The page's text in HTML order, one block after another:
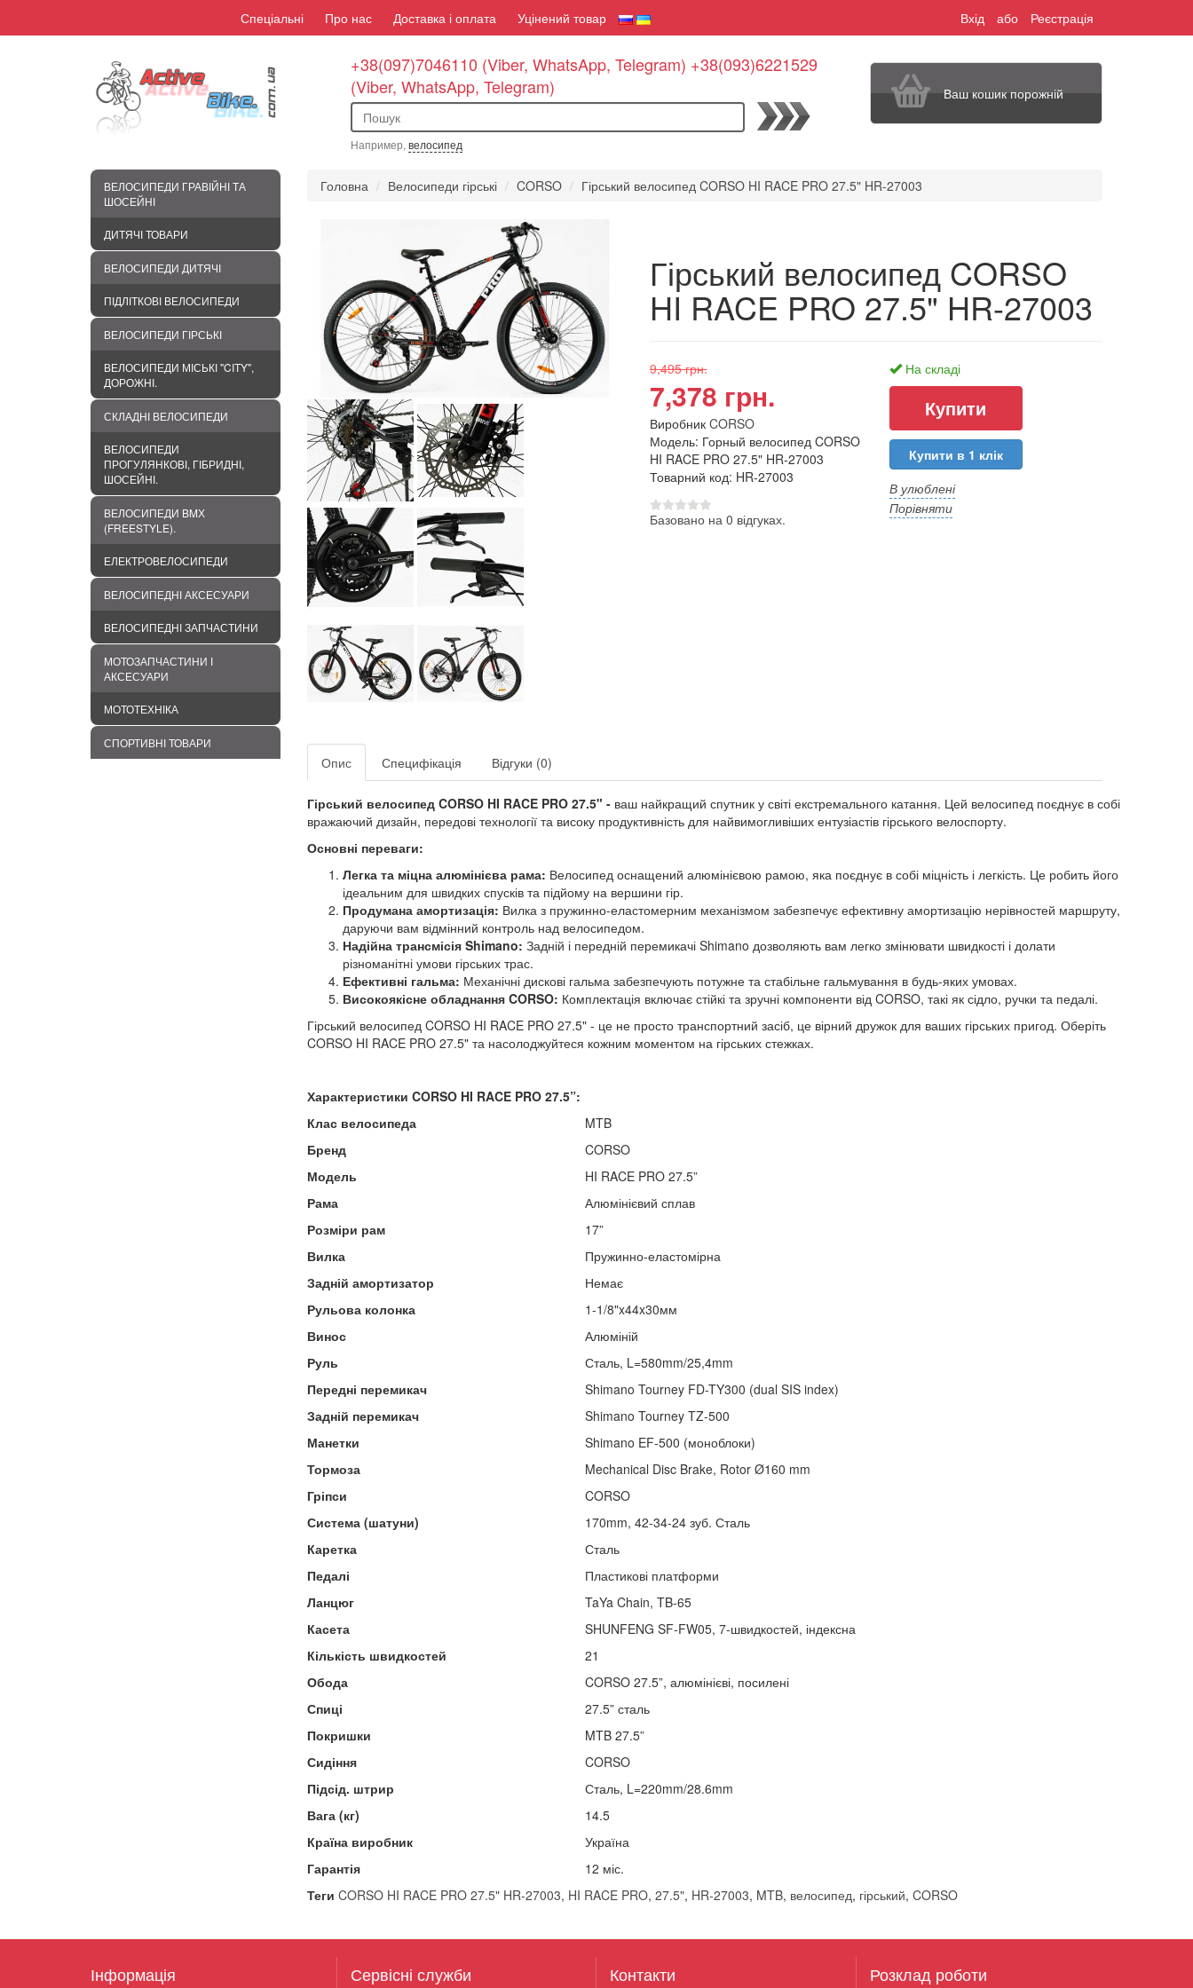
Спеціальні Про нас Доставка і оплата Уцінений товар Вхід або Реєстрація
+38(097)7046110 (Viber, WhatsApp, Telegram) +38(093)6221529
(Viber, WhatsApp, Telegram)
Пошук
Например, велосипед
Ваш кошик порожній
ВЕЛОСИПЕДИ ГРАВІЙНІ ТА
ШОСЕЙНІ
ДИТЯЧІ ТОВАРИ
ВЕЛОСИПЕДИ ДИТЯЧІ
ПІДЛІТКОВІ ВЕЛОСИПЕДИ
ВЕЛОСИПЕДИ ГІРСЬКІ
ВЕЛОСИПЕДИ МІСЬКІ "CITY",
ДОРОЖНІ.
СКЛАДНІ ВЕЛОСИПЕДИ
ВЕЛОСИПЕДИ
ПРОГУЛЯНКОВІ, ГІБРИДНІ,
ШОСЕЙНІ.
ВЕЛОСИПЕДИ BMХ
(FREESTYLE).
ЕЛЕКТРОВЕЛОСИПЕДИ
ВЕЛОСИПЕДНІ АКСЕСУАРИ
ВЕЛОСИПЕДНІ ЗАПЧАСТИНИ
МОТОЗАПЧАСТИНИ І
АКСЕСУАРИ
МОТОТЕХНІКА
СПОРТИВНІ ТОВАРИ
Головна Велосипеди гірські CORSO Гірський велосипед CORSO HI RACE PRO 27.5" HR-27003
Гірський велосипед CORSO
HI RACE PRO 27.5" HR-27003
9,495 грн.
7,378 грн.
Виробник CORSO
Модель: Горный велосипед CORSO
HI RACE PRO 27.5" HR-27003
Товарний код: HR-27003
Базовано на 0 відгуках.
На складі
Купити в 1 клік
В улюблені
Порівняти
Опис Специфікація Відгуки (0)
Гірський велосипед CORSO HI RACE PRO 27.5" -ваш найкращий спутник у світі екстремального катання. Цей велосипед поєднує в собі
вражаючий дизайн, передові технології та високу продуктивність для найвимогливіших ентузіастів гірського велоспорту.
Основні переваги:
Легка та міцна алюмінієва рама: Велосипед оснащений алюмінієвою рамою, яка поєднує в собі міцність і легкість. Це робить його
ідеальним для швидких спусків та підйому на вершини гір.
Продумана амортизація: Вилка з пружинно-еластомерним механізмом забезпечує ефективну амортизацію нерівностей маршруту,
даруючи вам відмінний контроль над велосипедом.
Надійна трансмісія Shimano: Задній і передній перемикачі Shimano дозволяють вам легко змінювати швидкості і долати
різноманітні умови гірських трас.
Ефективні гальма: Механічні дискові гальма забезпечують потужне та стабільне гальмування в будь-яких умовах.
Високоякісне обладнання CORSO: Комплектація включає стійкі та зручні компоненти від CORSO, такі як сідло, ручки та педалі.
Гірський велосипед CORSO HI RACE PRO 27.5" - це не просто транспортний засіб, це вірний дружок для ваших гірських пригод. Оберіть
CORSO HI RACE PRO 27.5" та насолоджуйтеся кожним моментом на гірських стежках.
Характеристики CORSO HI RACE PRO 27.5”:
Клас велосипеда
MTB
Бренд
CORSO
Модель
HI RACE PRO 27.5”
Рама
Алюмінієвий сплав
Розміри рам
17”
Вилка
Пружинно-еластомірна
Задній амортизатор
Немає
Рульова колонка
1-1/8"x44x30мм
Винос
Алюміній
Руль
Сталь, L=580mm/25,4mm
Передні перемикач
Shimano Tourney FD-TY300 (dual SIS index)
Задній перемикач
Shimano Tourney TZ-500
Манетки
Shimano EF-500 (моноблоки)
Тормоза
Mechanical Disc Brake, Rotor Ø160 mm
Гріпси
CORSO
Система (шатуни)
170mm, 42-34-24 зуб. Сталь
Каретка
Сталь
Педалі
Пластикові платформи
Ланцюг
TaYa Chain, TB-65
Касета
SHUNFENG SF-FW05, 7-швидкостей, індексна
Кількість швидкостей
21
Обода
CORSO 27.5”, алюмінієві, посилені
Спиці
27.5” сталь
Покришки
MTB 27.5”
Сидіння
CORSO
Підсід. штрир
Сталь, L=220mm/28.6mm
Вага (кг)
14.5
Країна виробник
Україна
Гарантія
12 міс.
Теги CORSO HI RACE PRO 27.5" HR-27003, HI RACE PRO, 27.5", HR-27003, MTB, велосипед, гірський, CORSO
Інформація Сервісні служби Контакти Розклад роботи